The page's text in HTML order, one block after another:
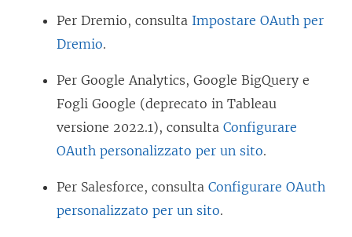
Per Dremio, consulta Impostare OAuth per
Dremio.
Per Google Analytics, Google BigQuery e
Fogli Google (deprecato in Tableau
versione 2022.1), consulta Configurare
OAuth personalizzato per un sito.
Per Salesforce, consulta Configurare OAuth
personalizzato per un sito.